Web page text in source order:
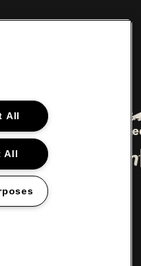
le site de Coca-Cola
cassé
site de Croky
Visitez le site de Holiday Inn
All
All